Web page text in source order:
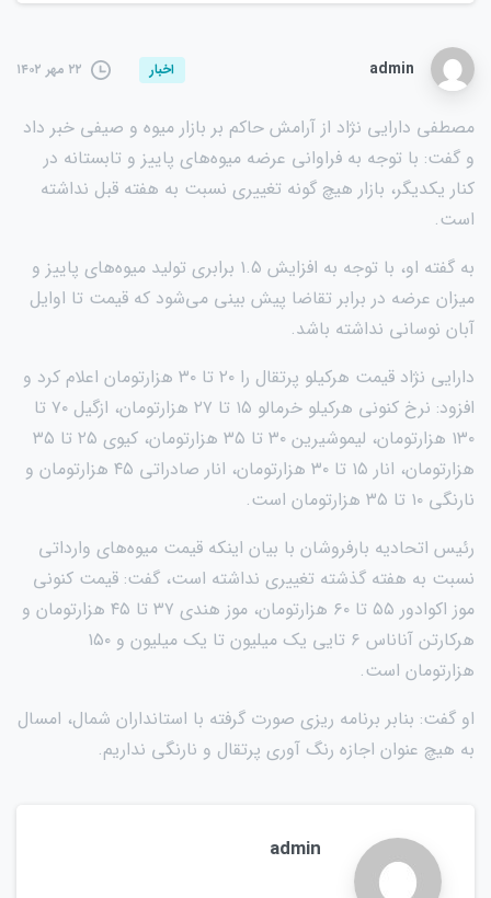
admin اخبار ۲۲ مهر ۱۴۰۲
مصطفی دارایی نژاد از آرامش حاکم بر بازار میوه و صیفی خبر داد
و گفت: با توجه به فراوانی عرضه میوه‌های پاییز و تابستانه در
کنار یکدیگر، بازار هیچ گونه تغییری نسبت به هفته قبل نداشته
است.
به گفته او، با توجه به افزایش ۱.۵ برابری تولید میوه‌های پاییز و
میزان عرضه در برابر تقاضا پیش بینی می‌شود که قیمت تا اوایل
آبان نوسانی نداشته باشد.
دارایی نژاد قیمت هرکیلو پرتقال را ۲۰ تا ۳۰ هزارتومان اعلام کرد و
افزود: نرخ کنونی هرکیلو خرمالو ۱۵ تا ۲۷ هزارتومان، ازگیل ۷۰ تا
۱۳۰ هزارتومان، لیموشیرین ۳۰ تا ۳۵ هزارتومان، کیوی ۲۵ تا ۳۵
هزارتومان، انار ۱۵ تا ۳۰ هزارتومان، انار صادراتی ۴۵ هزارتومان و
نارنگی ۱۰ تا ۳۵ هزارتومان است.
رئیس اتحادیه بارفروشان با بیان اینکه قیمت میوه‌های وارداتی
نسبت به هفته گذشته تغییری نداشته است، گفت: قیمت کنونی
موز اکوادور ۵۵ تا ۶۰ هزارتومان، موز هندی ۳۷ تا ۴۵ هزارتومان و
هرکارتن آناناس ۶ تایی یک میلیون تا یک میلیون و ۱۵۰
هزارتومان است.
او گفت: بنابر برنامه ریزی صورت گرفته با استانداران شمال، امسال
به هیچ عنوان اجازه رنگ آوری پرتقال و نارنگی نداریم.
admin